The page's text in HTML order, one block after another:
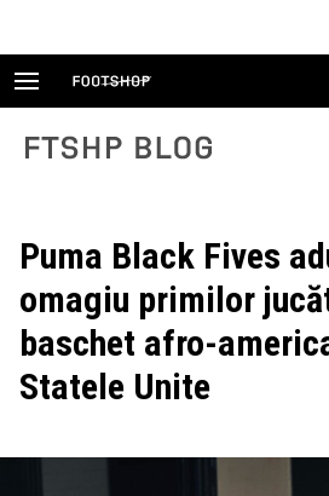
FTSHP blog
Puma Black Fives
omagiu primilor
baschet afro-
Statele Unite